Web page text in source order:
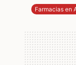
Farmacias en